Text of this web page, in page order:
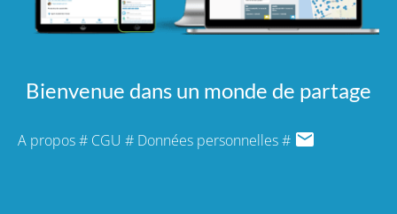
Bienvenue dans un monde de partage
A propos# CGU # Données personnelles#